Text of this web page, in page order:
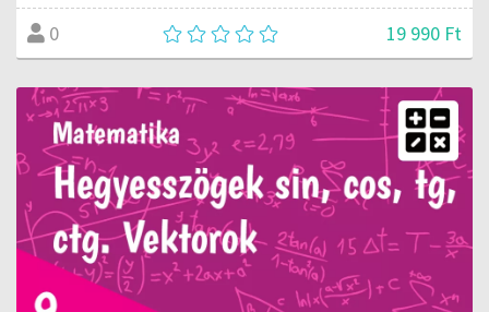
0 19 990 Ft